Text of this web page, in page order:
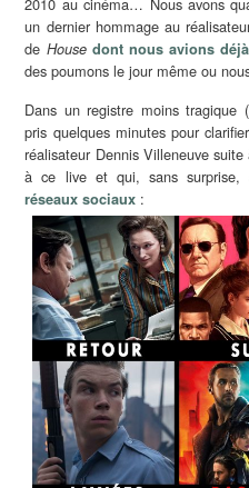
un dernier hommage au
de House dont nous avions
des poumons le jour même ou
Dans un registre moins tragique
pris quelques minutes pour
réalisateur Dennis Villeneuve
à ce live et qui, sans surprise,
réseaux sociaux :